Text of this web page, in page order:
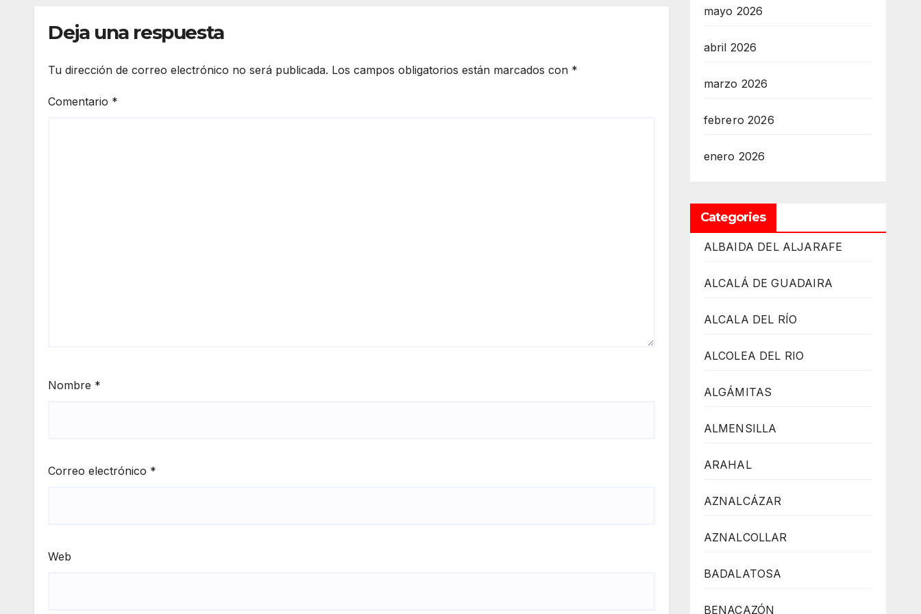
Deja una respuesta
Tu dirección de correo electrónico no será publicada. Los campos obligatorios están marcados con *
Comentario *
Nombre *
Correo electrónico *
Web
mayo 2026
abril 2026
marzo 2026
febrero 2026
enero 2026
Categories
ALBAIDA DEL ALJARAFE
ALCALÁ DE GUADAIRA
ALCALA DEL RÍO
ALCOLEA DEL RIO
ALGÁMITAS
ALMENSILLA
ARAHAL
AZNALCÁZAR
AZNALCOLLAR
BADALATOSA
BENACAZÓN